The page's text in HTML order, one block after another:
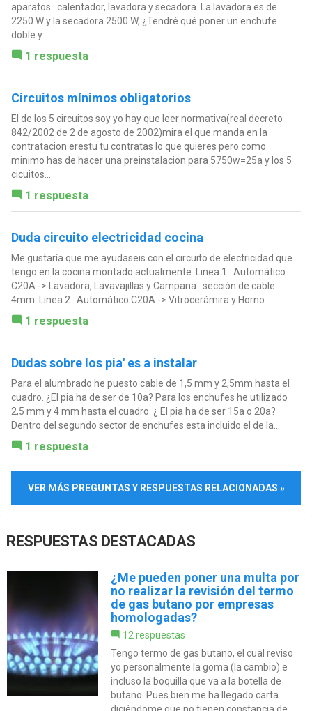
aparatos : calentador, lavadora y secadora. La lavadora es de
2250 W y la secadora 2500 W, ¿Tendré qué poner un enchufe
doble y...
1 respuesta
Circuitos mínimos obligatorios
El de los 5 circuitos soy yo hay que leer normativa(real decreto
842/2002 de 2 de agosto de 2002)mira el que manda en la
contratacion erestu tu contratas lo que quieres pero como
minimo has de hacer una preinstalacion para 5750w=25a y los 5
cicuitos...
1 respuesta
Duda circuito electricidad cocina
Me gustaría que me ayudaseis con el circuito de electricidad que
tengo en la cocina montado actualmente. Linea 1 : Automático
C20A -> Lavadora, Lavavajillas y Campana : sección de cable
4mm. Linea 2 : Automático C20A -> Vitrocerámira y Horno :...
1 respuesta
Dudas sobre los pia' es a instalar
Para el alumbrado he puesto cable de 1,5 mm y 2,5mm hasta el
cuadro. ¿El pia ha de ser de 10a? Para los enchufes he utilizado
2,5 mm y 4 mm hasta el cuadro. ¿ El pia ha de ser 15a o 20a?
Dentro del segundo sector de enchufes esta incluido el de la...
1 respuesta
VER MÁS PREGUNTAS Y RESPUESTAS RELACIONADAS »
RESPUESTAS DESTACADAS
¿Me pueden poner una multa por
no realizar la revisión del termo
de gas butano por empresas
homologadas?
12 respuestas
Tengo termo de gas butano, el cual reviso
yo personalmente la goma (la cambio) e
incluso la boquilla que va a la botella de
butano. Pues bien me ha llegado carta